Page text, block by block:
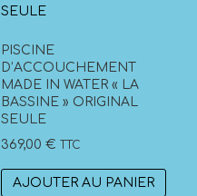
PISCINE
D’ACCOUCHEMENT
MADE IN WATER « LA
BASSINE » ORIGINAL
SEULE
369,00 € TTC
AJOUTER AU PANIER